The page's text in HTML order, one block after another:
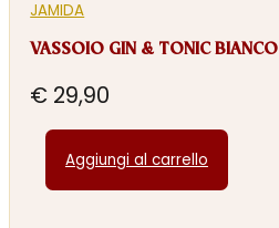
JAMIDA
VASSOIO GIN & TONIC BIANCO
€ 29,90
Aggiungi al carrello